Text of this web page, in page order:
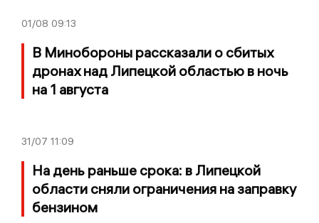
01/08 09:13
В Минобороны рассказали о сбитых
дронах над Липецкой областью в ночь
на 1 августа
31/07 11:09
На день раньше срока: в Липецкой
области сняли ограничения на заправку
бензином